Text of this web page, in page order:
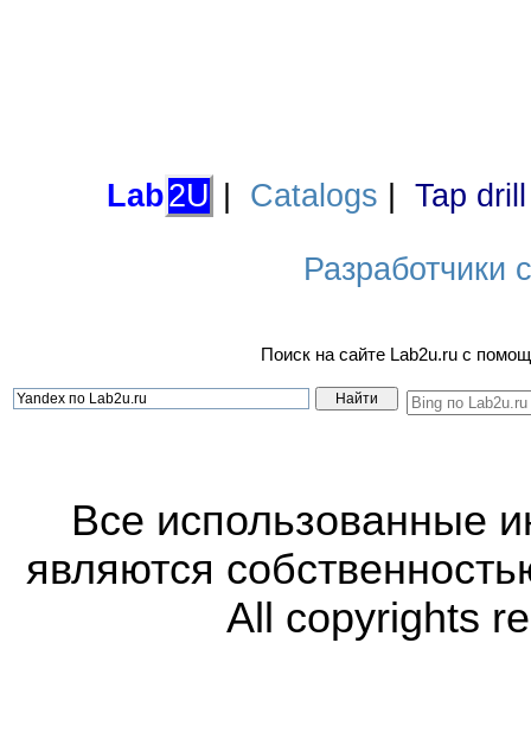
Lab2U Catalogs Tap
Разработчики
Поиск на сайте Lab2u.ru с
Все использованные
являются
All copyrights